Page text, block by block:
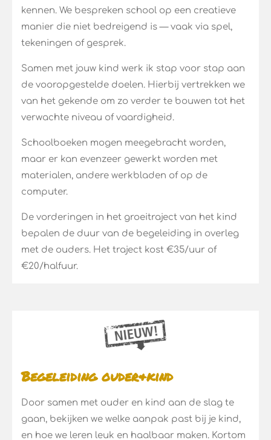
kennen. We bespreken school op een creatieve
manier die niet bedreigend is — vaak via spel,
tekeningen of gesprek.
Samen met jouw kind werk ik stap voor stap aan
de vooropgestelde doelen. Hierbij vertrekken we
van het gekende om zo verder te bouwen tot het
verwachte niveau of vaardigheid.
Schoolboeken mogen meegebracht worden,
maar er kan evenzeer gewerkt worden met
materialen, andere werkbladen of op de
computer.
De vorderingen in het groeitraject van het kind
bepalen de duur van de begeleiding in overleg
met de ouders. Het traject kost €35/uur of
€20/halfuur.
Begeleiding ouder&kind
Door samen met ouder en kind aan de slag te
gaan, bekijken we welke aanpak past bij je kind,
en hoe we leren leuk en haalbaar maken. Kortom